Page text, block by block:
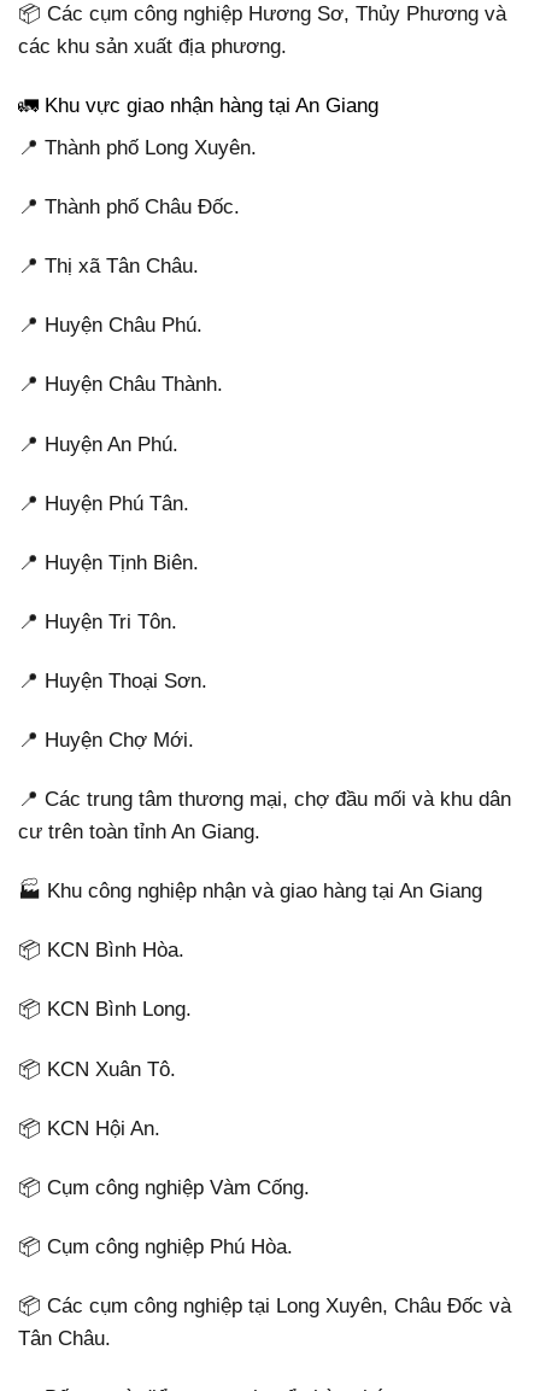
📦 Các cụm công nghiệp Hương Sơ, Thủy Phương và
các khu sản xuất địa phương.
🚛 Khu vực giao nhận hàng tại An Giang
📍 Thành phố Long Xuyên.
📍 Thành phố Châu Đốc.
📍 Thị xã Tân Châu.
📍 Huyện Châu Phú.
📍 Huyện Châu Thành.
📍 Huyện An Phú.
📍 Huyện Phú Tân.
📍 Huyện Tịnh Biên.
📍 Huyện Tri Tôn.
📍 Huyện Thoại Sơn.
📍 Huyện Chợ Mới.
📍 Các trung tâm thương mại, chợ đầu mối và khu dân
cư trên toàn tỉnh An Giang.
🏭 Khu công nghiệp nhận và giao hàng tại An Giang
📦 KCN Bình Hòa.
📦 KCN Bình Long.
📦 KCN Xuân Tô.
📦 KCN Hội An.
📦 Cụm công nghiệp Vàm Cống.
📦 Cụm công nghiệp Phú Hòa.
📦 Các cụm công nghiệp tại Long Xuyên, Châu Đốc và
Tân Châu.